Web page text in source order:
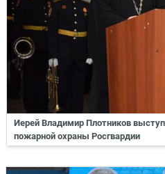
Иерей Владимир Плотников
пожарной охраны Росгвардии